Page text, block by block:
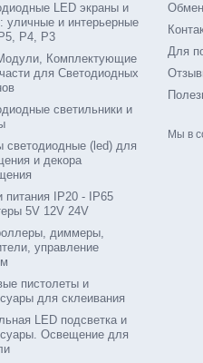
ключ — от консультации и
Dvorik Led
, вы получаете
LED экраны и
уличные и интерьерные
P4, P3
Комплектующие
для Светодиодных
светильники и
светодиодные (led) для
и декора
питания IP20 - IP65
5V 12V 24V
диммеры,
управление
пистолеты и
для склеивания
LED подсветка и
Освещение для
Для
Мы в